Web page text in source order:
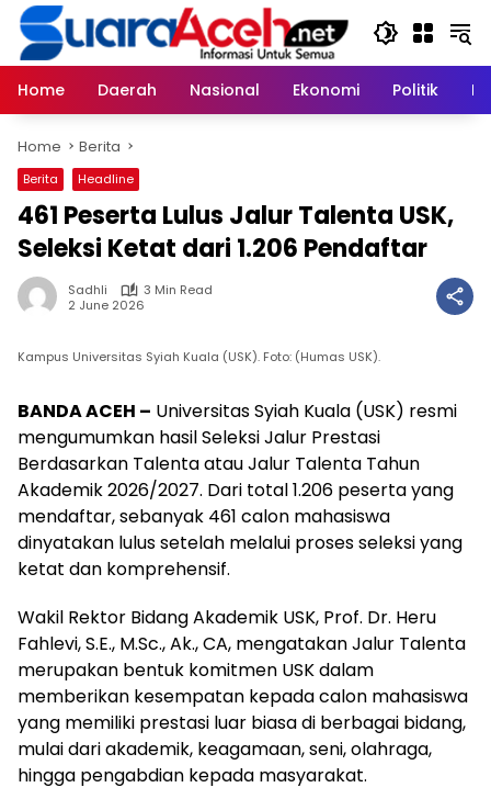
Skip
content
Home
Daerah Nasional Ekonomi Politik
Home Berita
Berita Headline
461 Peserta Lulus Jalur Talenta USK,
Seleksi Ketat dari 1.206 Pendaftar
Sadhli
3 Min Read
2 June 2026
Kampus Universitas Syiah Kuala (USK). Foto: (Humas USK).
BANDA ACEH – Universitas Syiah Kuala (USK) resmi
mengumumkan hasil Seleksi Jalur Prestasi
Berdasarkan Talenta atau Jalur Talenta Tahun
Akademik 2026/2027. Dari total 1.206 peserta yang
mendaftar, sebanyak 461 calon mahasiswa
dinyatakan lulus setelah melalui proses seleksi yang
ketat dan komprehensif.
Wakil Rektor Bidang Akademik USK, Prof. Dr. Heru
Fahlevi, S.E., M.Sc., Ak., CA, mengatakan Jalur Talenta
merupakan bentuk komitmen USK dalam
memberikan kesempatan kepada calon mahasiswa
yang memiliki prestasi luar biasa di berbagai bidang,
mulai dari akademik, keagamaan, seni, olahraga,
hingga pengabdian kepada masyarakat.